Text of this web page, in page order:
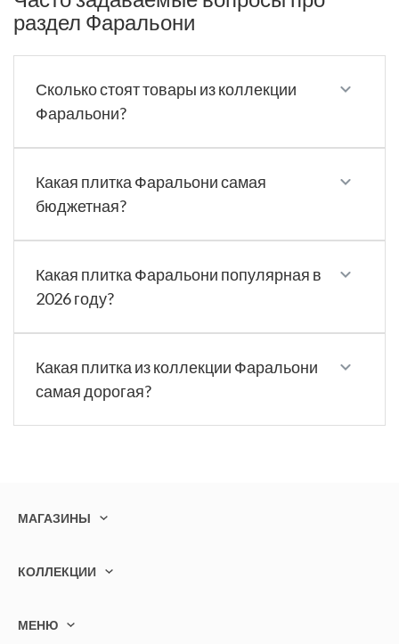
раздел Фаральони
Сколько стоят товары из коллекции
Фаральони?
Какая плитка Фаральони самая
бюджетная?
Какая плитка Фаральони популярная в
2026 году?
Какая плитка из коллекции Фаральони
самая дорогая?
МАГАЗИНЫ
КОЛЛЕКЦИИ
МЕНЮ